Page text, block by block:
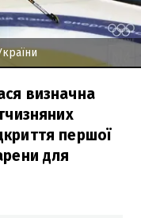
визначна
першої
для